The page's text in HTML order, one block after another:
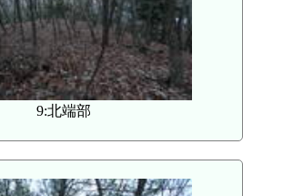
9:北端部